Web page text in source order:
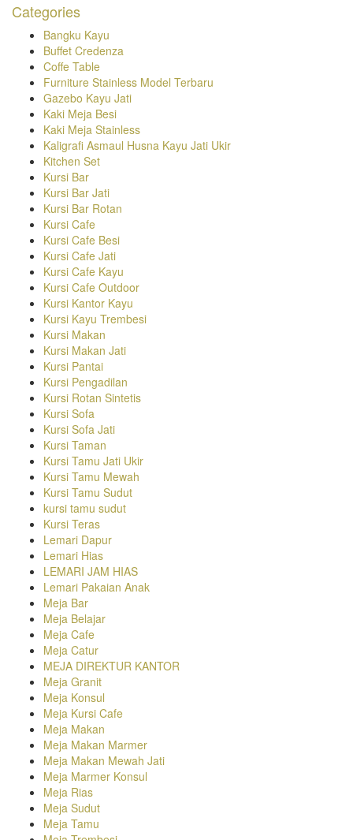
Categories
Bangku Kayu
Buffet Credenza
Coffe Table
Furniture Stainless Model Terbaru
Gazebo Kayu Jati
Kaki Meja Besi
Kaki Meja Stainless
Kaligrafi Asmaul Husna Kayu Jati Ukir
Kitchen Set
Kursi Bar
Kursi Bar Jati
Kursi Bar Rotan
Kursi Cafe
Kursi Cafe Besi
Kursi Cafe Jati
Kursi Cafe Kayu
Kursi Cafe Outdoor
Kursi Kantor Kayu
Kursi Kayu Trembesi
Kursi Makan
Kursi Makan Jati
Kursi Pantai
Kursi Pengadilan
Kursi Rotan Sintetis
Kursi Sofa
Kursi Sofa Jati
Kursi Taman
Kursi Tamu Jati Ukir
Kursi Tamu Mewah
Kursi Tamu Sudut
kursi tamu sudut
Kursi Teras
Lemari Dapur
Lemari Hias
LEMARI JAM HIAS
Lemari Pakaian Anak
Meja Bar
Meja Belajar
Meja Cafe
Meja Catur
MEJA DIREKTUR KANTOR
Meja Granit
Meja Konsul
Meja Kursi Cafe
Meja Makan
Meja Makan Marmer
Meja Makan Mewah Jati
Meja Marmer Konsul
Meja Rias
Meja Sudut
Meja Tamu